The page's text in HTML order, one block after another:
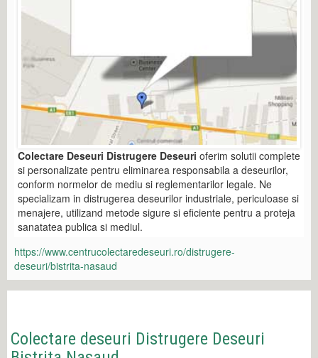
Colectare Deseuri Distrugere Deseuri oferim solutii complete
si personalizate pentru eliminarea responsabila a deseurilor,
conform normelor de mediu si reglementarilor legale. Ne
specializam in distrugerea deseurilor industriale, periculoase si
menajere, utilizand metode sigure si eficiente pentru a proteja
sanatatea publica si mediul.
https://www.centrucolectaredeseuri.ro/distrugere-
deseuri/bistrita-nasaud
Colectare deseuri Distrugere Deseuri